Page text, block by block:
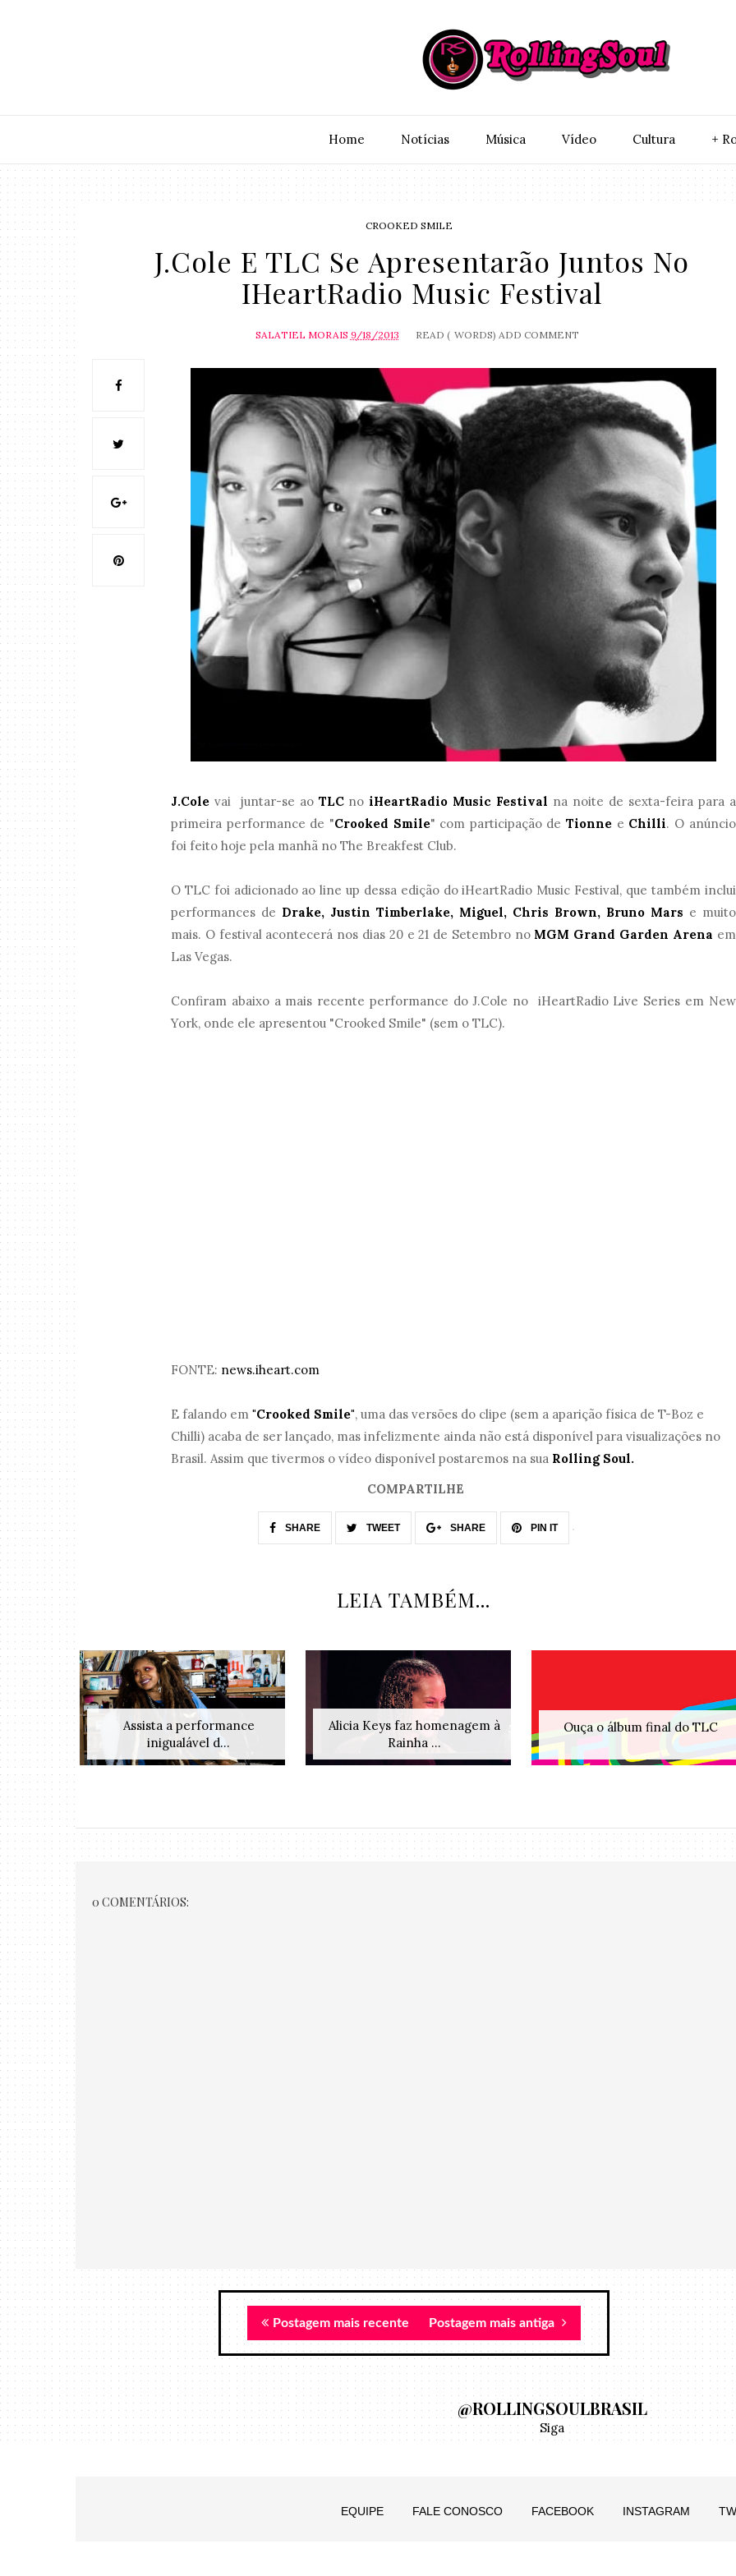
Home Notí­cias Música Vídeo Cultura +
CROOKED SMILE
J.Cole E TLC Se Apresentarão Juntos No
IHeartRadio Music Festival
SALATIEL MORAIS 9/18/2013 READ ( WORDS) ADD COMMENT
J.Cole vai juntar-se ao TLCnoiHeartRadio Music Festival na noite de sexta-feira para a
primeira performance de "Crooked Smile" com participação de Tionne e Chilli. O anúncio
foi feito hoje pela manhã no The Breakfest Club.
O TLC foi adicionado ao line up dessa edição do iHeartRadio Music Festival, que também inclui
performances de Drake, Justin Timberlake, Miguel, Chris Brown, Bruno Mars e muito
mais. O festival acontecerá nos dias 20 e 21 de Setembro noMGM Grand Garden Arena em
Las Vegas.
Confiram abaixo a mais recente performance do J.Cole no iHeartRadio Live Series em New
York, onde ele apresentou "Crooked Smile" (sem o TLC).
FONTE: news.iheart.com
E falando em"Crooked Smile", uma das versões do clipe (sem a aparição física de T-Boz e
Chilli) acaba de ser lançado, mas infelizmente ainda não está disponível para visualizações no
Brasil. Assim que tivermos o vídeo disponível postaremos na sua Rolling Soul.
COMPARTILHE
SHARE TWEET SHARE PIN IT
LEIA TAMBÉM...
Assista a performance
inigualável d...
Alicia Keys faz homenagem à
Rainha ...
Ouça o álbum final do TLC
0 COMENTÁRIOS:
Postagem mais recente Postagem mais antiga
@ROLLINGSOULBRASIL
Siga
EQUIPE FALE CONOSCO FACEBOOK INSTAGRAM